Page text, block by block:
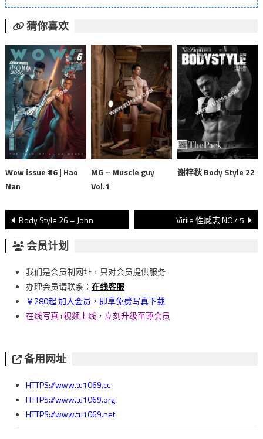
猜你喜欢
Wow issue #6 | Hao
Nan
MG – Muscle guy
Vol.1
谢梓秋 Body Style 22
文
章
導
覽
Body Style 26 – John Virile 性感志 NO.45
会员计划
我们是会员制网址，只对会员提供服务
办理会员请联系： 在线客服
￥280起 加入会员，即享免费写真下载
在线写真+视频上线，立刻升级至尊会员
备用网址
HTTPS://www.tu1069.cc
HTTPS://www.tu1069.org
HTTPS://www.tu1069.net